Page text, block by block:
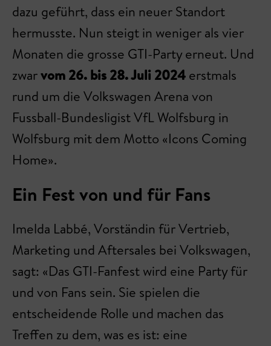
dazu geführt, dass ein neuer Standort
hermusste. Nun steigt in weniger als vier
Monaten die grosse GTI-Party erneut. Und
zwarvom 26. bis 28. Juli 2024 erstmals
rund um die Volkswagen Arena von
Fussball-Bundesligist VfL Wolfsburg in
Wolfsburg mit dem Motto «Icons Coming
Home».
Ein Fest von und für Fans
Imelda Labbé, Vorständin für Vertrieb,
Marketing und Aftersales bei Volkswagen,
sagt: «Das GTI-Fanfest wird eine Party für
und von Fans sein. Sie spielen die
entscheidende Rolle und machen das
Treffen zu dem, was es ist: eine